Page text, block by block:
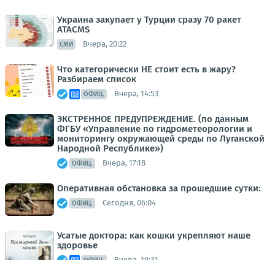
Украина закупает у Турции сразу 70 ракет
ATACMS
СМИ Вчера, 20:22
Что категорически НЕ стоит есть в жару?
Разбираем список
ОФИЦ. Вчера, 14:53
ЭКСТРЕННОЕ ПРЕДУПРЕЖДЕНИЕ. (по данным
ФГБУ «Управление по гидрометеорологии и
мониторингу окружающей среды по Луганской
Народной Республике»)
ОФИЦ. Вчера, 17:18
Оперативная обстановка за прошедшие сутки:
ОФИЦ. Сегодня, 06:04
Усатые доктора: как кошки укрепляют наше
здоровье